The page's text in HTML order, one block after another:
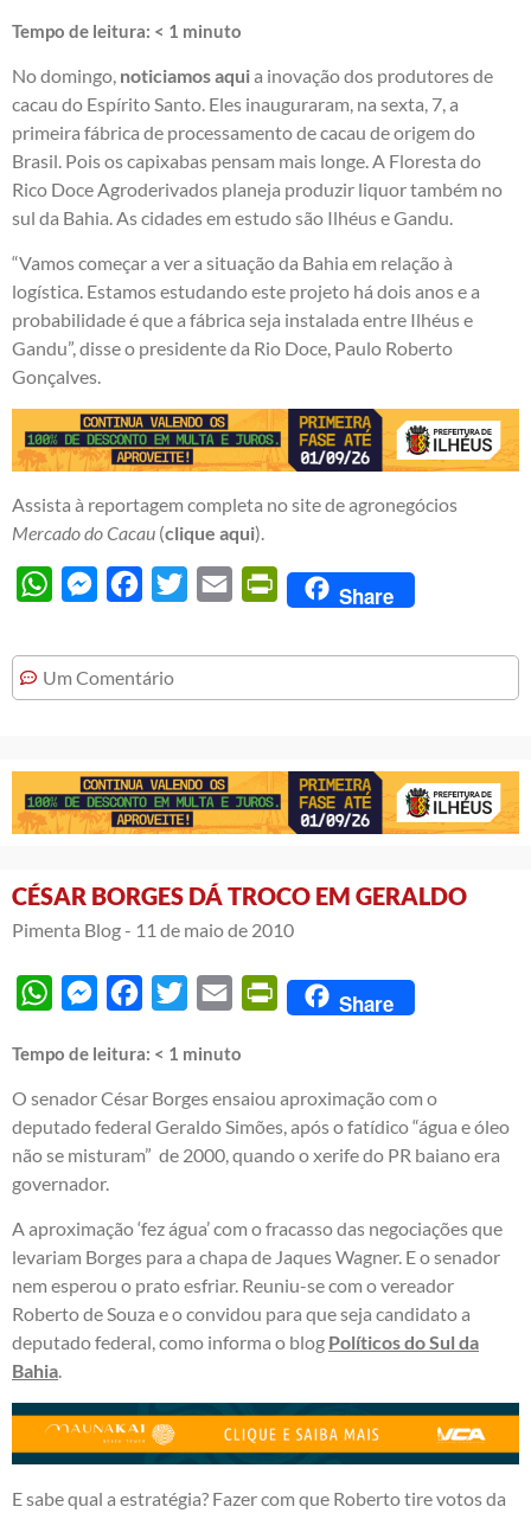
Tempo de leitura: < 1 minuto
No domingo, noticiamos aquia inovação dos produtores de
cacau do Espírito Santo. Eles inauguraram, na sexta, 7, a
primeira fábrica de processamento de cacau de origem do
Brasil. Pois os capixabas pensam mais longe. A Floresta do
Rico Doce Agroderivados planeja produzir liquor também no
sul da Bahia. As cidades em estudo são Ilhéus e Gandu.
“Vamos começar a ver a situação da Bahia em relação à
logística. Estamos estudando este projeto há dois anos e a
probabilidade é que a fábrica seja instalada entre Ilhéus e
Gandu”, disse o presidente da Rio Doce, Paulo Roberto
Gonçalves.
Assista à reportagem completa no site de agronegócios
Mercado do Cacau (clique aqui).
WhatsAppMessengerFacebook
Twitter Email PrintFriendly
Share
Um Comentário
CÉSAR BORGES DÁ TROCO EM GERALDO
Pimenta Blog - 11 de maio de 2010
WhatsAppMessengerFacebook
Twitter Email PrintFriendly
Share
Tempo de leitura: < 1 minuto
O senador César Borges ensaiou aproximação com o
deputado federal Geraldo Simões, após o fatídico “água e óleo
não se misturam” de 2000, quando o xerife do PR baiano era
governador.
A aproximação ‘fez água’ com o fracasso das negociações que
levariam Borges para a chapa de Jaques Wagner. E o senador
nem esperou o prato esfriar. Reuniu-se com o vereador
Roberto de Souza e o convidou para que seja candidato a
deputado federal, como informa o blog Políticos do Sul da
Bahia.
E sabe qual a estratégia? Fazer com que Roberto tire votos da